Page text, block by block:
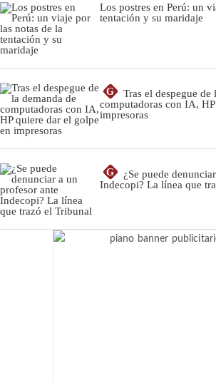
Los postres en Perú: un
tentación y su maridaje
G
Tras el despegue de
computadoras con IA,
impresoras
G
¿Se puede
Indecopi? La línea que